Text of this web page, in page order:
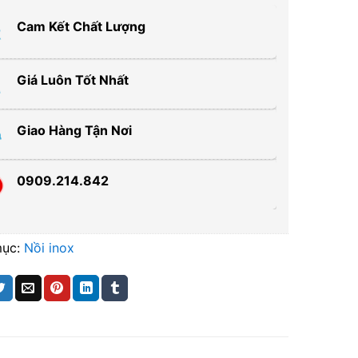
Cam Kết Chất Lượng
Giá Luôn Tốt Nhất
Giao Hàng Tận Nơi
0909.214.842
Nồi inox